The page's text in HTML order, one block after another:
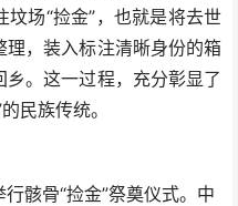
场“捡金”，也就是将去世
，装入标注清晰身份的箱
。这一过程，充分彰显了
民族传统。
骸骨“捡金”祭奠仪式。中